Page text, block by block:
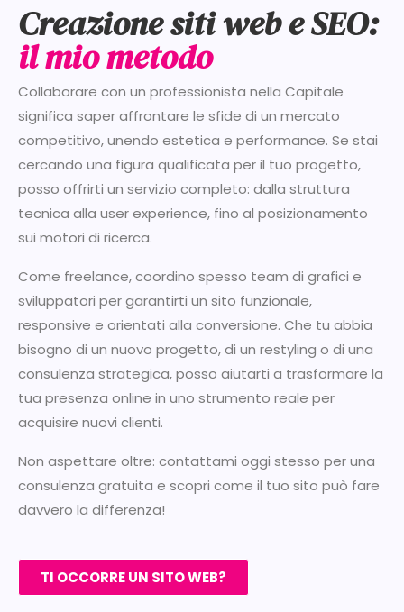
Creazione siti web e SEO:
il mio metodo
Collaborare con un professionista nella Capitale
significa saper affrontare le sfide di un mercato
competitivo, unendo estetica e performance. Se stai
cercando una figura qualificata per il tuo progetto,
posso offrirti un servizio completo: dalla struttura
tecnica alla user experience, fino al posizionamento
sui motori di ricerca.
Come freelance, coordino spesso team di grafici e
sviluppatori per garantirti un sito funzionale,
responsive e orientati alla conversione. Che tu abbia
bisogno di un nuovo progetto, di un restyling o di una
consulenza strategica, posso aiutarti a trasformare la
tua presenza online in uno strumento reale per
acquisire nuovi clienti.
Non aspettare oltre: contattami oggi stesso per una
consulenza gratuita e scopri come il tuo sito può fare
davvero la differenza!
TI OCCORRE UN SITO WEB?